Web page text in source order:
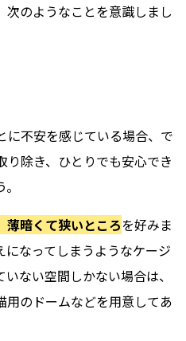
次のようなことを意識しまし
に不安を感じている場合、で
り除き、ひとりでも安心でき
薄暗くて狭いところを好みま
なってしまうようなケージ
ない空間しかない場合は、
用のドームなどを用意してあ